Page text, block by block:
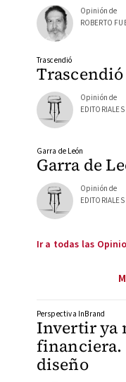
Opinión de
ROBERTO
Trascendió
Trascendió
Opinión de
EDITORIALES
Garra de
Garra de León
Opinión de
EDITORIALES
Ir a todas las
Invertir ya
financiera.
diseño
Perspectiva InBrand